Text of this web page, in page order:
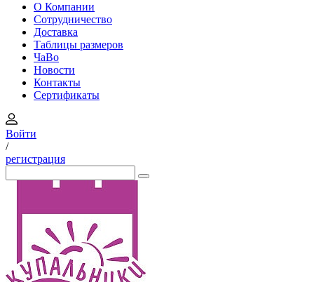
О Компании
Сотрудничество
Доставка
Таблицы размеров
ЧаВо
Новости
Контакты
Сертификаты
Войти
/
регистрация